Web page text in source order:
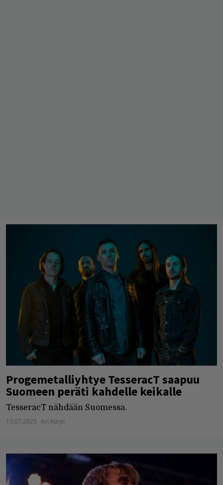
Progemetalliyhtye TesseracT saapuu
Suomeen peräti kahdelle keikalle
TesseracT nähdään Suomessa.
13.07.2023 Ari Korpi